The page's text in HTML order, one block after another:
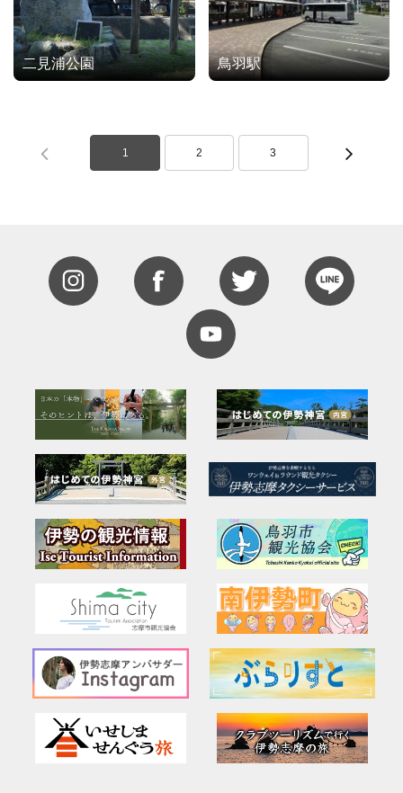
二見浦公園 鳥羽駅
1 2 3